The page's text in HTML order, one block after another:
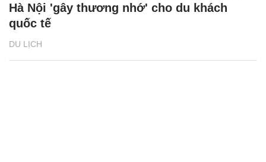
DU LỊCH
Hà Nội 'gây thương nhớ' cho du khách
quốc tế